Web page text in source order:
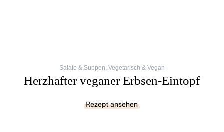
Salate & Suppen, Vegetarisch & Vegan
Herzhafter veganer Erbsen-Eintopf
Rezept ansehen